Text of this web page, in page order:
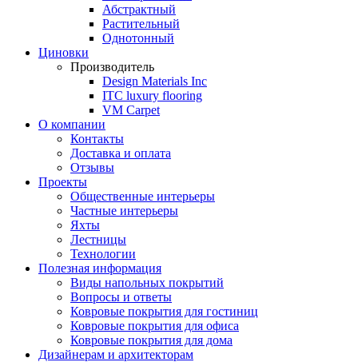
Абстрактный
Растительный
Однотонный
Циновки
Производитель
Design Materials Inc
ITC luxury flooring
VM Carpet
О компании
Контакты
Доставка и оплата
Отзывы
Проекты
Общественные интерьеры
Частные интерьеры
Яхты
Лестницы
Технологии
Полезная информация
Виды напольных покрытий
Вопросы и ответы
Ковровые покрытия для гостиниц
Ковровые покрытия для офиса
Ковровые покрытия для дома
Дизайнерам и архитекторам